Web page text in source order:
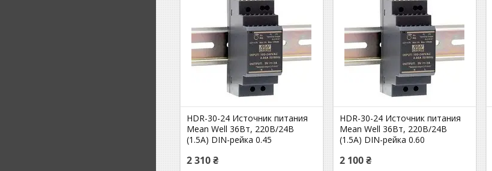
HDR-30-24 Источник питания
Mean Well 36Вт, 220В/24В
(1.5А) DIN-рейка 0.45
2 310 ₴
HDR-30-24 Источник питания
Mean Well 36Вт, 220В/24В
(1.5А) DIN-рейка 0.60
2 100 ₴